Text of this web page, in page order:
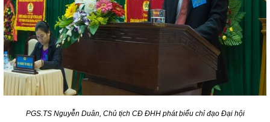
PGS.TS Nguyễn Duân, Chủ tịch CĐ ĐHH phát biểu chỉ đạo Đại hội